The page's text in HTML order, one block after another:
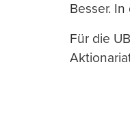
Besser.
Für die